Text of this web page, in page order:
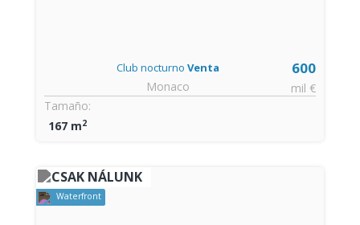
600
mil €
Club nocturno Venta
Monaco
Tamaño:
167 m2
CSAK NÁLUNK
Waterfront